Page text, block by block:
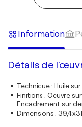
Information
Détails de
Technique: Huile
Finitions : Oeuvre
Encadrement sur
Dimensions :